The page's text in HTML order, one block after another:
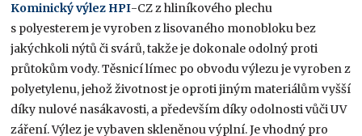
Kominický výlez HPI-CZ z hliníkového plechu
s polyesterem je vyroben z lisovaného monobloku bez
jakýchkoli nýtů či svárů, takže je dokonale odolný proti
průtokům vody. Těsnicí límec po obvodu výlezu je vyroben z
polyetylenu, jehož životnost je oproti jiným materiálům vyšší
díky nulové nasákavosti, a především díky odolnosti vůči UV
záření. Výlez je vybaven skleněnou výplní. Je vhodný pro